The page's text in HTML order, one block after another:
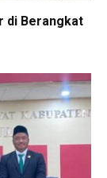
di Berangkat